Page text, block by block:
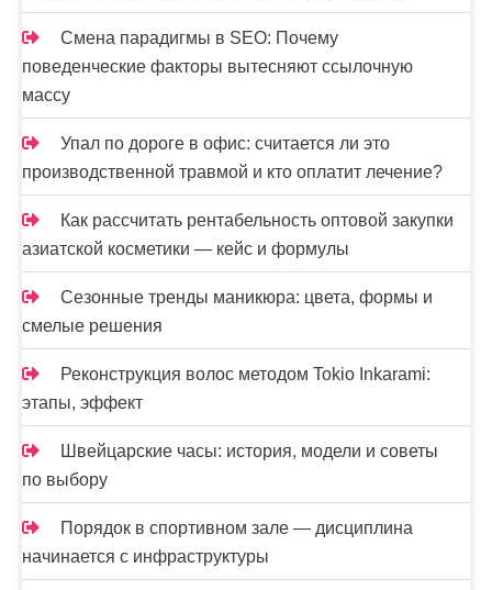
Смена парадигмы в SEO: Почему
поведенческие факторы вытесняют ссылочную
массу
Упал по дороге в офис: считается ли это
производственной травмой и кто оплатит лечение?
Как рассчитать рентабельность оптовой закупки
азиатской косметики — кейс и формулы
Сезонные тренды маникюра: цвета, формы и
смелые решения
Реконструкция волос методом Tokio Inkarami:
этапы, эффект
Швейцарские часы: история, модели и советы
по выбору
Порядок в спортивном зале — дисциплина
начинается с инфраструктуры